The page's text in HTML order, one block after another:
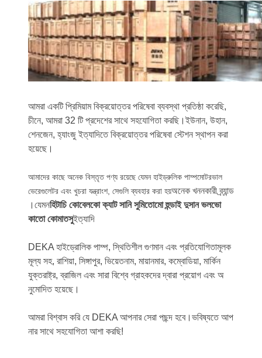
আমরা একটি প্রিমিয়াম বিক্রয়োত্তর পরিষেবা ব্যবস্থা প্রতিষ্ঠা করেছি,
চীনে, আমরা 32 টি প্রদেশের সাথে সহযোগিতা করছি।ইউনান, উহান,
শেনজেন, হ্যাংজু ইত্যাদিতে বিক্রয়োত্তর পরিষেবা স্টেশন স্থাপন করা
হয়েছে।
আমাদের কাছে অনেক বিস্তৃত পণ্য রয়েছে যেমন হাইড্রুলিক পাম্পমোটরভাল
ভেরেগুলেটর এবং খুচরা যন্ত্রাংশ, সেগুলি ব্যবহার করা হয়অনেক খননকারী ব্র্যান্ড
।যেমনহিটাচি কোবেলকো ক্যাট সানি সুমিতোমো হুন্ডাই দুসান ভলভো
কাতো কোমাতসুইত্যাদি
DEKA হাইড্রোলিক পাম্প, স্থিতিশীল গুণমান এবং প্রতিযোগিতামূলক
মূল্য সহ, রাশিয়া, সিঙ্গাপুর, ভিয়েতনাম, মায়ানমার, কম্বোডিয়া, মার্কিন
যুক্তরাষ্ট্র, ব্রাজিল এবং সারা বিশ্বে গ্রাহকদের দ্বারা প্রয়োগ এবং অ
নুমোদিত হয়েছে।
আমরা বিশ্বাস করি যে DEKA আপনার সেরা পছন্দ হবে।ভবিষ্যতে আপ
নার সাথে সহযোগিতা আশা করছি!